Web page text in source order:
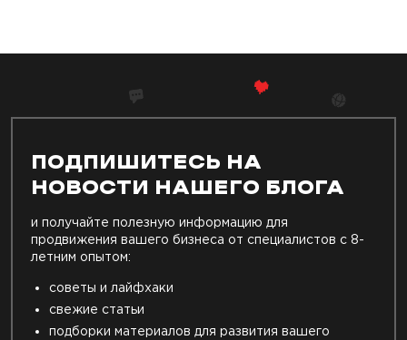
ПОДПИШИТЕСЬ НА
НОВОСТИ НАШЕГО БЛОГА
и получайте полезную информацию для
продвижения вашего бизнеса от специалистов с 8-
летним опытом:
советы и лайфхаки
свежие статьи
подборки материалов для развития вашего